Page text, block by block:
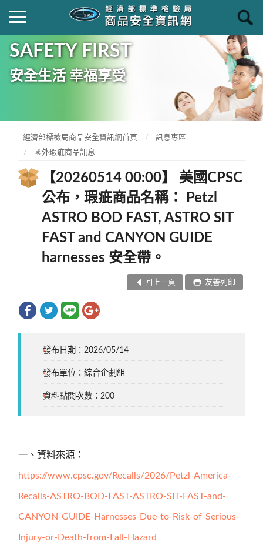
SAFETY FIRST
安全生活 幸福享受
經濟部標檢局商品安全資訊網首頁
訊息專區
國外瑕疵商品訊息
【20260514 00:00】 美國CPSC
公布，瑕疵商品名稱： Petzl
ASTRO BOD FAST, ASTRO SIT
FAST and CANYON GUIDE
harnesses 安全帶。
回上一頁 友善列印
發布日期：2026/05/14
發布單位：綜合企劃組
資料點閱次數：200
一、資料來源：
https://www.cpsc.gov/Recalls/2026/Petzl-America-
Recalls-ASTRO-BOD-FAST-ASTRO-SIT-FAST-and-
CANYON-GUIDE-Harnesses-Due-to-Risk-of-Serious-
Injury-or-Death-from-Fall-Hazard